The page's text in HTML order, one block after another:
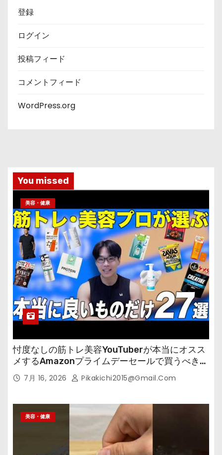
登録
ログイン
投稿フィード
コメントフィード
WordPress.org
You missed
美容・健康
忖度なしの筋トレ美容YouTuberが本当にオスス
メするAmazonプライムデーセールで買うべきも
の 7月 16, 2026 Pikakichi2015@gmail.com
美容・健康